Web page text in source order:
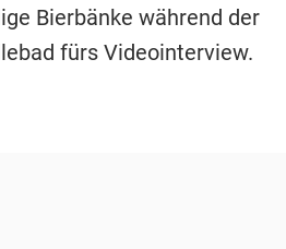
Bierbänke während der
fürs Videointerview.